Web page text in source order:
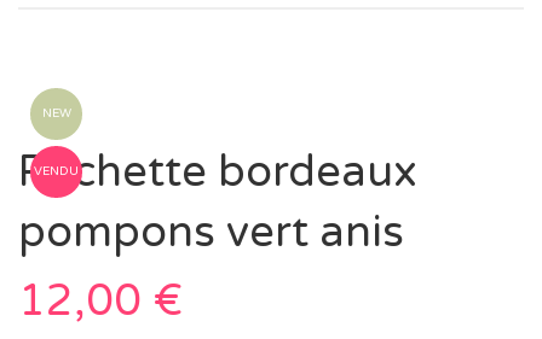
NEW
VENDU
Pochette bordeaux
pompons vert anis
12,00 €